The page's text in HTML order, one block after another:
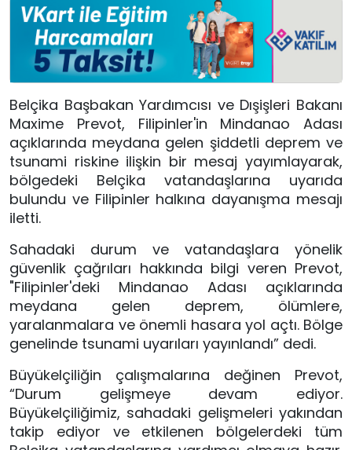
Belçika Başbakan Yardımcısı ve Dışişleri Bakanı
Maxime Prevot, Filipinler'in Mindanao Adası
açıklarında meydana gelen şiddetli deprem ve
tsunami riskine ilişkin bir mesaj yayımlayarak,
bölgedeki Belçika vatandaşlarına uyarıda
bulundu ve Filipinler halkına dayanışma mesajı
iletti.
Sahadaki durum ve vatandaşlara yönelik
güvenlik çağrıları hakkında bilgi veren Prevot,
"Filipinler'deki Mindanao Adası açıklarında
meydana gelen deprem, ölümlere,
yaralanmalara ve önemli hasara yol açtı. Bölge
genelinde tsunami uyarıları yayınlandı” dedi.
Büyükelçiliğin çalışmalarına değinen Prevot,
“Durum gelişmeye devam ediyor.
Büyükelçiliğimiz, sahadaki gelişmeleri yakından
takip ediyor ve etkilenen bölgelerdeki tüm